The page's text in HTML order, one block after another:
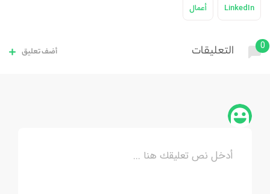
LinkedIn أعمال
0 التعليقات أضف تعليق